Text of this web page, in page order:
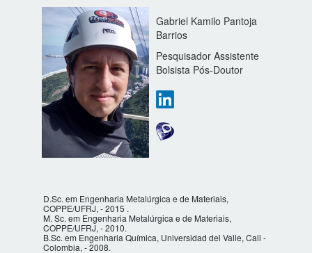
Gabriel Kamilo Pantoja
Barrios
Pesquisador Assistente
Bolsista Pós-Doutor
D.Sc. em Engenharia Metalúrgica e de Materiais,
COPPE/UFRJ, - 2015 .
M. Sc. em Engenharia Metalúrgica e de Materiais,
COPPE/UFRJ, - 2010.
B.Sc. em Engenharia Química, Universidad del Valle, Cali -
Colombia, - 2008.